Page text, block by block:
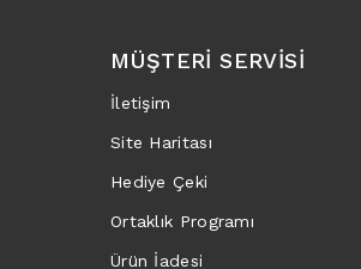
MÜŞTERI SERVISI
İletişim
Site Haritası
Hediye Çeki
Ortaklık Programı
Ürün İadesi